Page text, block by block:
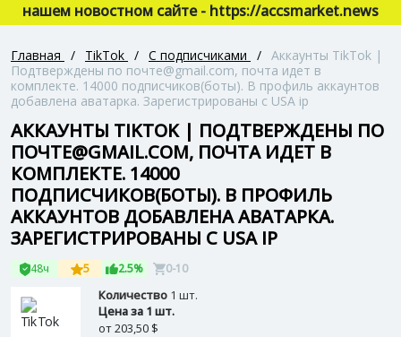
нашем новостном сайте - https://accsmarket.news
Главная / TikTok / С подписчиками / Аккаунты TikTok |
Подтверждены по почте@gmail.com, почта идет в
комплекте. 14000 подписчиков(боты). В профиль аккаунтов
добавлена аватарка. Зарегистрированы с USA ip
АККАУНТЫ TIKTOK | ПОДТВЕРЖДЕНЫ ПО
ПОЧТЕ@GMAIL.COM, ПОЧТА ИДЕТ В
КОМПЛЕКТЕ. 14000
ПОДПИСЧИКОВ(БОТЫ). В ПРОФИЛЬ
АККАУНТОВ ДОБАВЛЕНА АВАТАРКА.
ЗАРЕГИСТРИРОВАНЫ С USA IP
48ч 5 2.5% 0-10
Количество 1 шт.
Цена за 1 шт.
от203,50 $